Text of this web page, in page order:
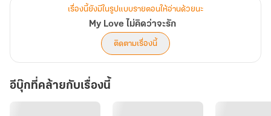
เรื่องนี้ยังมีในรูปแบบรายตอนให้อ่านด้วยนะ
My Love ไม่คิดว่าจะรัก
ติดตามเรื่องนี้
อีบุ๊กที่คล้ายกับเรื่องนี้